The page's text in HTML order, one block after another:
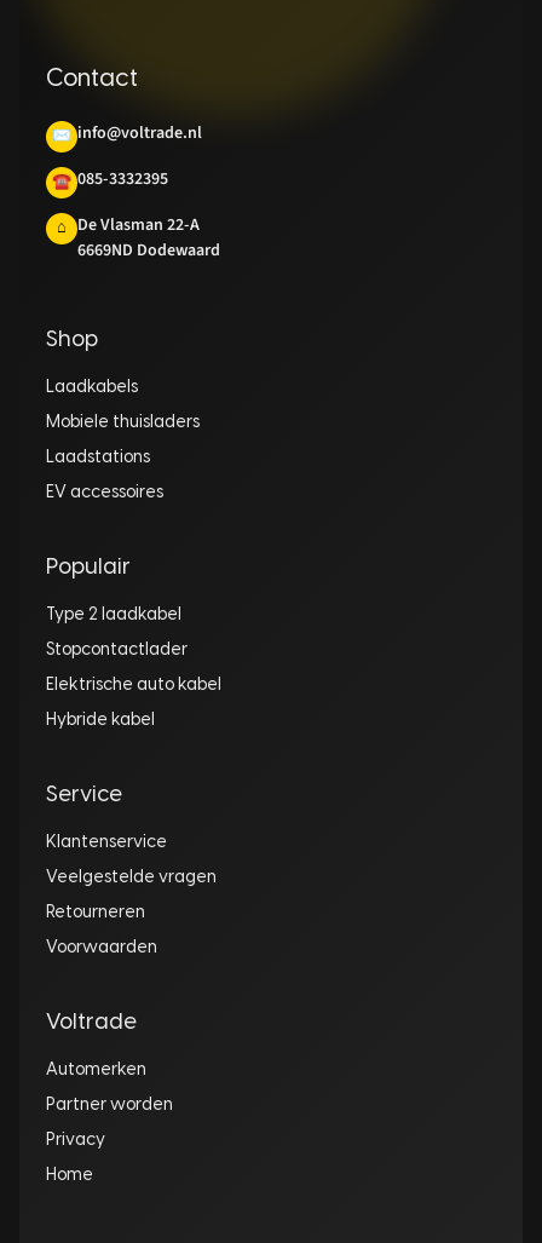
Contact
✉ info@voltrade.nl
☎ 085-3332395
⌂
De Vlasman 22-A
6669ND Dodewaard
Shop
Laadkabels
Mobiele thuisladers
Laadstations
EV accessoires
Populair
Type 2 laadkabel
Stopcontactlader
Elektrische auto kabel
Hybride kabel
Service
Klantenservice
Veelgestelde vragen
Retourneren
Voorwaarden
Voltrade
Automerken
Partner worden
Privacy
Home